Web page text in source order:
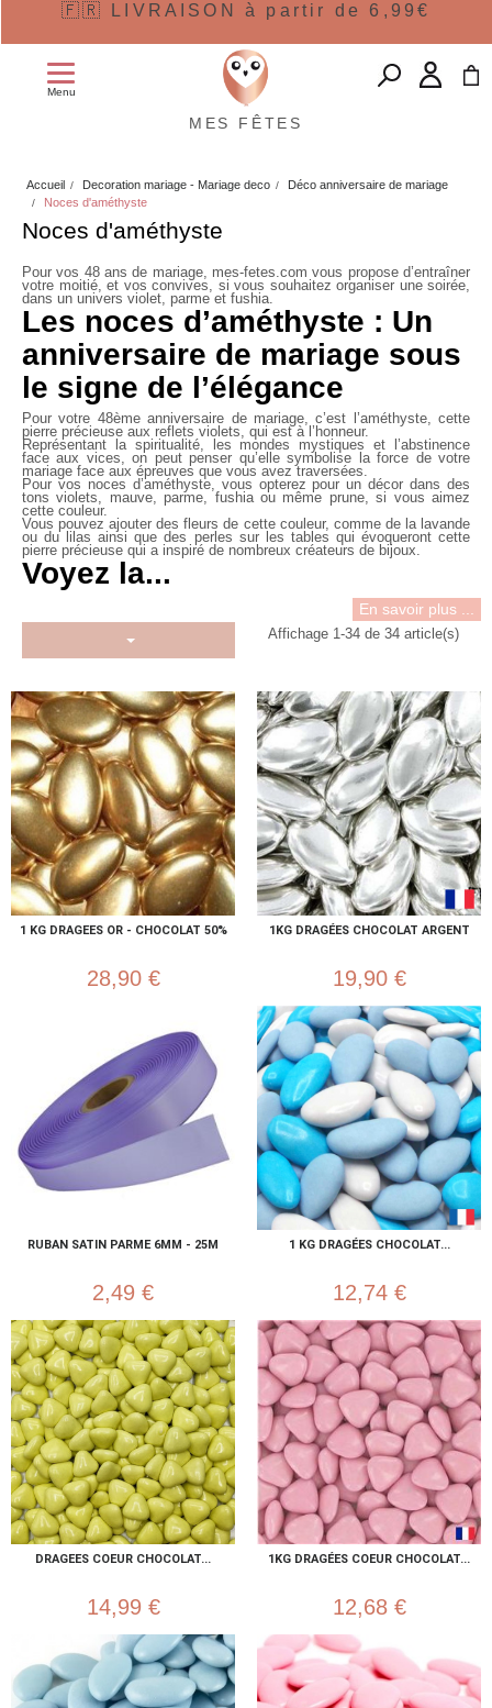
🇫🇷 LIVRAISON à partir de 6,99€
Menu
MES FÊTES
Accueil Decoration mariage - Mariage deco
Déco anniversaire de mariage
Noces d'améthyste
Noces d'améthyste
Pour vos 48 ans de mariage, mes-fetes.com vous propose d’entraîner
votre moitié, et vos convives, si vous souhaitez organiser une soirée,
dans un univers violet, parme et fushia.
Les noces d’améthyste : Un
anniversaire de mariage sous
le signe de l’élégance
Pour votre 48ème anniversaire de mariage, c’est l’améthyste, cette
pierre précieuse aux reflets violets, qui est à l’honneur.
Représentant la spiritualité, les mondes mystiques et l’abstinence
face aux vices, on peut penser qu’elle symbolise la force de votre
mariage face aux épreuves que vous avez traversées.
Pour vos noces d’améthyste, vous opterez pour un décor dans des
tons violets, mauve, parme, fushia ou même prune, si vous aimez
cette couleur.
Vous pouvez ajouter des fleurs de cette couleur, comme de la lavande
ou du lilas ainsi que des perles sur les tables qui évoqueront cette
pierre précieuse qui a inspiré de nombreux créateurs de bijoux.
Voyez la...
En savoir plus ...
Affichage 1-34 de 34 article(s)
1 KG DRAGEES OR - CHOCOLAT 50%
28,90 €
1KG DRAGÉES CHOCOLAT ARGENT
19,90 €
RUBAN SATIN PARME 6MM - 25M
2,49 €
1 KG DRAGÉES CHOCOLAT...
12,74 €
DRAGEES COEUR CHOCOLAT...
14,99 €
1KG DRAGÉES COEUR CHOCOLAT...
12,68 €